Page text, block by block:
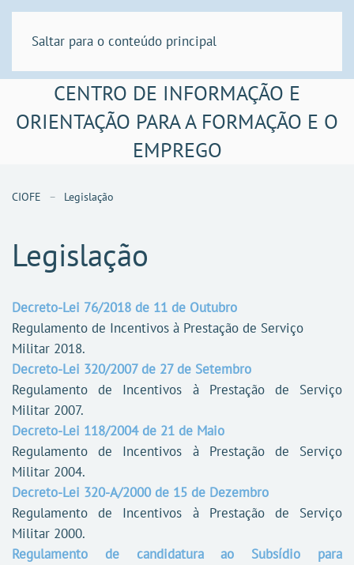
Saltar para o conteúdo principal
CENTRO DE INFORMAÇÃO E
ORIENTAÇÃO PARA A FORMAÇÃO E O
EMPREGO
CIOFE Legislação
Legislação
Decreto-Lei 76/2018 de 11 de Outubro
Regulamento de Incentivos à Prestação de Serviço
Militar 2018.
Decreto-Lei 320/2007 de 27 de Setembro
Regulamento de Incentivos à Prestação de Serviço
Militar 2007.
Decreto-Lei 118/2004 de 21 de Maio
Regulamento de Incentivos à Prestação de Serviço
Militar 2004.
Decreto-Lei 320-A/2000 de 15 de Dezembro
Regulamento de Incentivos à Prestação de Serviço
Militar 2000.
Regulamento de candidatura ao Subsídio para